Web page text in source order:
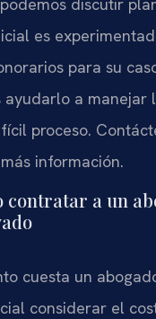
es
para su
ayudarlo a manejar
proceso.
información.
contratar a un
cuesta un
considerar el